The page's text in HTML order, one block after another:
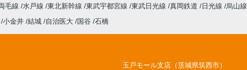
毛線 水戸線 東北新幹線 東武宇都宮線 東武日光線 真岡鉄道 日光線
烏山線
小金井 結城 自治医大 国谷 石橋
玉戸モール支店（茨城県筑西市）